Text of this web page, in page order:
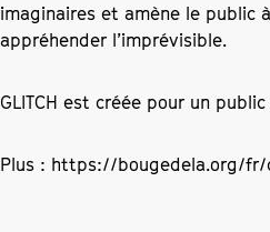
imaginaires et amène le public
appréhender l’imprévisible.
GLITCH est créée pour un
Plus : https://bougedela.org/